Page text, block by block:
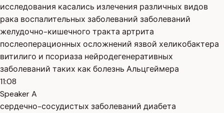
исследования касались излечения различных видов
рака воспалительных заболеваний заболеваний
желудочно-кишечного тракта артрита
послеоперационных осложнений язвой хеликобактера
витилиго и псориаза нейродегенеративных
заболеваний таких как болезнь Альцгеймера
11:08
Speaker A
сердечно-сосудистых заболеваний диабета